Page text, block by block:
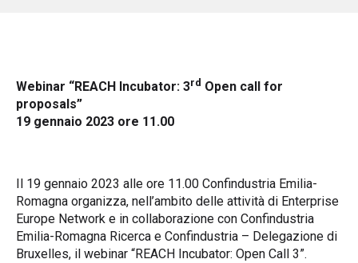
Webinar “REACH Incubator: 3rd Open call for
proposals”
19 gennaio 2023 ore 11.00
Il 19 gennaio 2023 alle ore 11.00 Confindustria Emilia-
Romagna organizza, nell’ambito delle attività di Enterprise
Europe Network e in collaborazione con Confindustria
Emilia-Romagna Ricerca e Confindustria – Delegazione di
Bruxelles, il webinar “REACH Incubator: Open Call 3”.